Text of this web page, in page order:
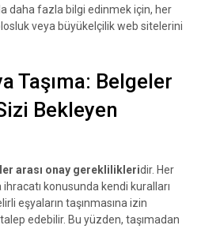
daha fazla bilgi edinmek için, her
veya büyükelçilik web sitelerini
Taşıma: Belgeler
Bekleyen
arası onay gereklilikleridir. Her
konusunda kendi kuralları
eşyaların taşınmasına izin
edebilir. Bu yüzden, taşımadan